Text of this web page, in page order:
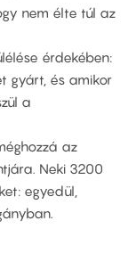
nem élte túl az
érdekében:
gyárt, és amikor
a
az
Neki 3200
egyedül,